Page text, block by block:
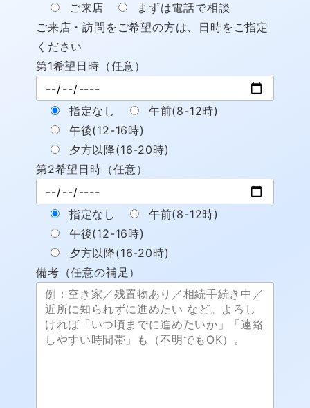
ご来店
まずは電話で相談
ご来店・訪問をご希望の方は、日時をご指定
ください
第1希望日時（任意）
指定なし
午前(8-12時)
午後(12-16時)
夕方以降(16-20時)
第2希望日時（任意）
指定なし
午前(8-12時)
午後(12-16時)
夕方以降(16-20時)
備考（任意の補足）